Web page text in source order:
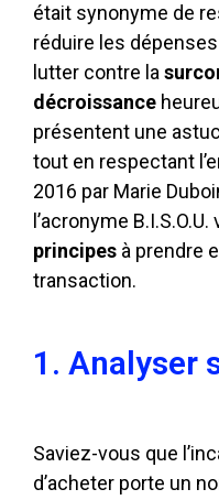
était synonyme de
réduire les
lutter contre la
décroissance
présentent une
tout en respectant
2016 par Marie
l’acronyme
principes à prendre
transaction.
1. Analyser
Saviez-vous que
d’acheter porte un